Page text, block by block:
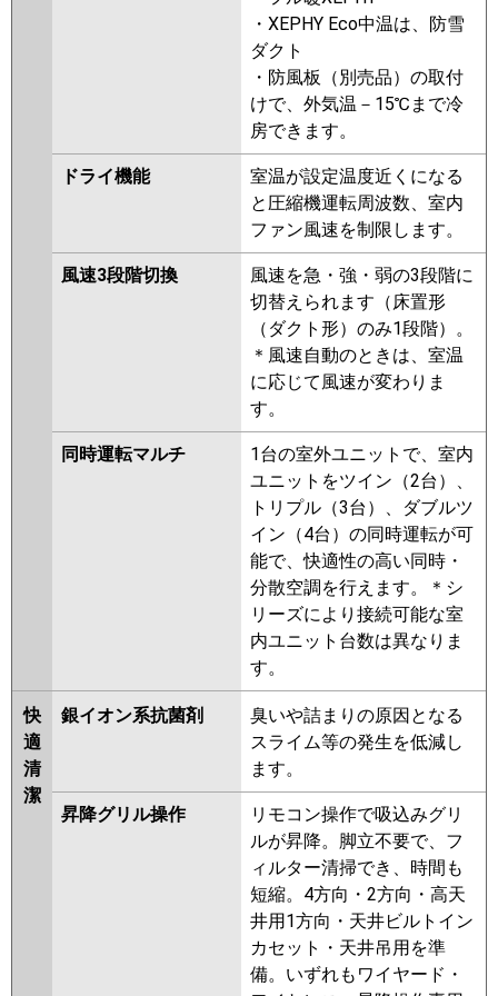
・XEPHY Eco中温は、防雪
ダクト
・防風板（別売品）の取付
けで、外気温－15℃まで冷
房できます。
ドライ機能
室温が設定温度近くになる
と圧縮機運転周波数、室内
ファン風速を制限します。
風速3段階切換
風速を急・強・弱の3段階に
切替えられます（床置形
（ダクト形）のみ1段階）。
＊風速自動のときは、室温
に応じて風速が変わりま
す。
同時運転マルチ
1台の室外ユニットで、室内
ユニットをツイン（2台）、
トリプル（3台）、ダブルツ
イン（4台）の同時運転が可
能で、快適性の高い同時・
分散空調を行えます。＊シ
リーズにより接続可能な室
内ユニット台数は異なりま
す。
快
適
清
潔
銀イオン系抗菌剤
臭いや詰まりの原因となる
スライム等の発生を低減し
ます。
昇降グリル操作
リモコン操作で吸込みグリ
ルが昇降。脚立不要で、フ
ィルター清掃でき、時間も
短縮。4方向・2方向・高天
井用1方向・天井ビルトイン
カセット・天井吊用を準
備。いずれもワイヤード・